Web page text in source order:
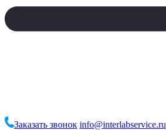
Заказать звонок info@interlabservice.ru